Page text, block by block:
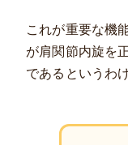
これが重要な機
が肩関節内旋を
であるというわ